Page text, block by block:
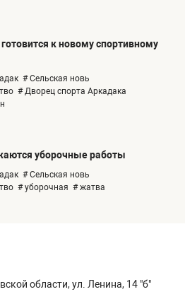
к новому спортивному
# Сельская новь
# Дворец спорта Аркадака
уборочные работы
# Сельская новь
# уборочная # жатва
области, ул. Ленина, 14 "б"